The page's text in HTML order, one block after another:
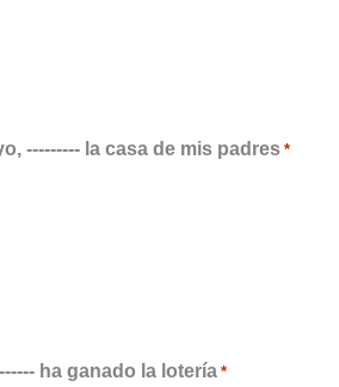
--------- la casa de mis padres *
ha ganado la lotería *